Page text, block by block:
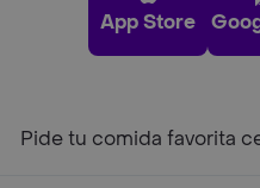
App Store
Pide tu comida favorita